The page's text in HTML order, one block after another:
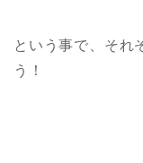
という事で、それ
う！